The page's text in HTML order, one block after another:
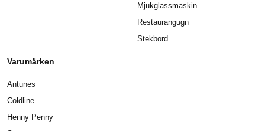
Mjukglassmaskin
Restaurangugn
Stekbord
Varumärken
Antunes
Coldline
Henny Penny